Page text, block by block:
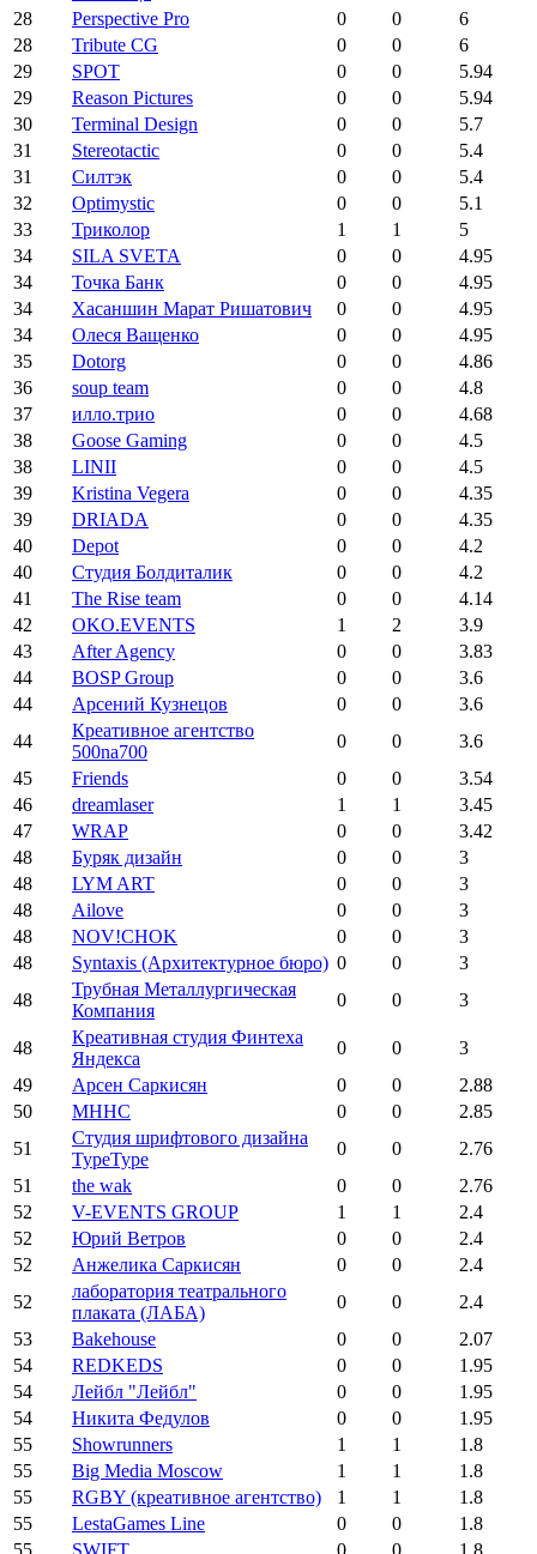
28
Perspective Pro 0 0
6
28
Tribute CG 0 0
6
29
SPOT 0 0
5.94
29
Reason Pictures 0 0
5.94
30
Terminal Design 0 0
5.7
31
Stereotactic 0 0
5.4
31
Силтэк 0 0
5.4
32
Optimystic 0 0
5.1
33
Триколор 1 1
5
34
SILA SVETA 0 0
4.95
34
Точка Банк 0 0
4.95
34
Хасаншин Марат Ришатович 0 0
4.95
34
Олеся Ващенко 0 0
4.95
35
Dotorg 0 0
4.86
36
soup team 0 0
4.8
37
илло.трио 0 0
4.68
38
Goose Gaming 0 0
4.5
38
LINII 0 0
4.5
39
Kristina Vegera 0 0
4.35
39
DRIADA 0 0
4.35
40
Depot 0 0
4.2
40
Студия Болдиталик 0 0
4.2
41
The Rise team 0 0
4.14
42
OKO.EVENTS 1 2
3.9
43
After Agency 0 0
3.83
44
BOSP Group 0 0
3.6
44
Арсений Кузнецов 0 0
3.6
44
Креативное агентство
500na700
0 0
3.6
45
Friends 0 0
3.54
46
dreamlaser 1 1
3.45
47
WRAP 0 0
3.42
48
Буряк дизайн 0 0
3
48
LYM ART 0 0
3
48
Ailove 0 0
3
48
NOV!CHOK 0 0
3
48
Syntaxis (Архитектурное бюро) 0 0
3
48
Трубная Металлургическая
Компания
0 0 3
48
Креативная студия Финтеха
Яндекса
0 0
3
49
Арсен Саркисян 0 0
2.88
50
МННС 0 0
2.85
51
Студия шрифтового дизайна
TypeType
0 0
2.76
51
the wak 0 0
2.76
52
V-EVENTS GROUP 1 1
2.4
52
Юрий Ветров 0 0
2.4
52
Анжелика Саркисян 0 0
2.4
52
лаборатория театрального
плаката (ЛАБА)
0 0
2.4
53
Bakehouse 0 0
2.07
54
REDKEDS 0 0
1.95
54
Лейбл "Лейбл" 0 0
1.95
54
Никита Федулов 0 0
1.95
55
Showrunners 1 1
1.8
55
Big Media Moscow 1 1
1.8
55
RGBY (креативное агентство) 1 1
1.8
55
LestaGames Line 0 0
1.8
55
SWIFT 0 0 1.8